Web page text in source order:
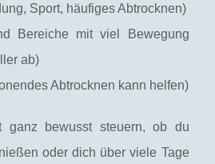
Sport, häufiges Abtrocknen)
Bereiche mit viel Bewegung
ab)
Abtrocknen kann helfen)
ganz bewusst steuern, ob du
oder dich über viele Tage